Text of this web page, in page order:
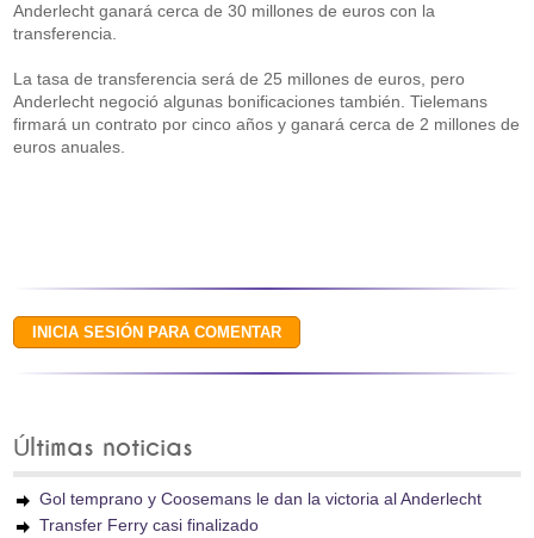
Anderlecht ganará cerca de 30 millones de euros con la
transferencia.
La tasa de transferencia será de 25 millones de euros, pero
Anderlecht negoció algunas bonificaciones también. Tielemans
firmará un contrato por cinco años y ganará cerca de 2 millones de
euros anuales.
Últimas noticias
Gol temprano y Coosemans le dan la victoria al Anderlecht
Transfer Ferry casi finalizado